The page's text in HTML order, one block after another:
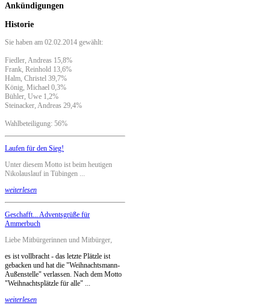
Ankündigungen
Historie
Sie haben am 02.02.2014 gewählt:
Fiedler, Andreas 15,8%
Frank, Reinhold 13,6%
Halm, Christel 39,7%
König, Michael 0,3%
Bühler, Uwe 1,2%
Steinacker, Andreas 29,4%
Wahlbeteiligung: 56%
Laufen für den Sieg!
Unter diesem Motto ist beim heutigen
Nikolauslauf in Tübingen ...
weiterlesen
Geschafft... Adventsgrüße für
Ammerbuch
Liebe Mitbürgerinnen und Mitbürger,
es ist vollbracht - das letzte Plätzle ist
gebacken und hat die "Weihnachtsmann-
Außenstelle" verlassen. Nach dem Motto
"Weihnachtsplätzle für alle" ...
weiterlesen